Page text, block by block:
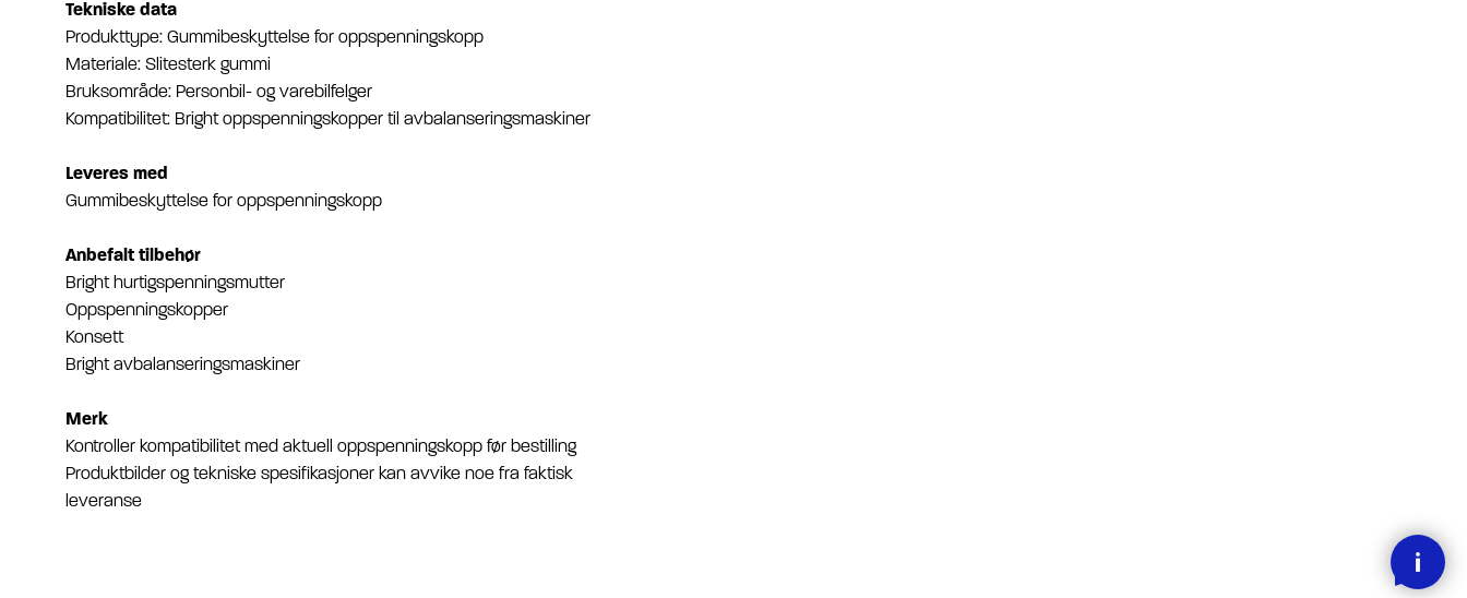
Tekniske data
Produkttype: Gummibeskyttelse for oppspenningskopp
Materiale: Slitesterk gummi
Bruksområde: Personbil- og varebilfelger
Kompatibilitet: Bright oppspenningskopper til avbalanseringsmaskiner
Leveres med
Gummibeskyttelse for oppspenningskopp
Anbefalt tilbehør
Bright hurtigspenningsmutter
Oppspenningskopper
Konsett
Bright avbalanseringsmaskiner
Merk
Kontroller kompatibilitet med aktuell oppspenningskopp før bestilling
Produktbilder og tekniske spesifikasjoner kan avvike noe fra faktisk
leveranse